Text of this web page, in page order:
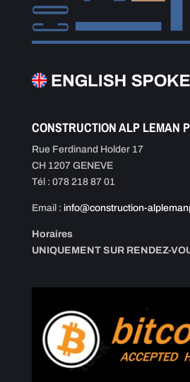
CONSTRUCTION ALP LEMAN
Rue Ferdinand Holder 17
CH 1207 GENEVE
Tél : 078 218 87 01
Email : info@construction-
Horaires
UNIQUEMENT SUR RENDEZ-